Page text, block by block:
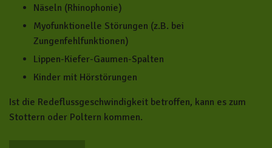
Näseln (Rhinophonie)
Myofunktionelle Störungen (z.B. bei
Zungenfehlfunktionen)
Lippen-Kiefer-Gaumen-Spalten
Kinder mit Hörstörungen
Ist die Redeflussgeschwindigkeit betroffen, kann es zum
Stottern oder Poltern kommen.